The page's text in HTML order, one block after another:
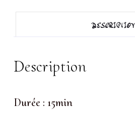
libanais
DESCRIPTION
Description
Durée : 15min